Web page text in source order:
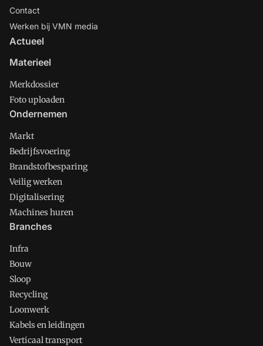
Contact
Werken bij VMN media
Actueel
Materieel
Merkdossier
Foto uploaden
Ondernemen
Markt
Bedrijfsvoering
Brandstofbesparing
Veilig werken
Digitalisering
Machines huren
Branches
Infra
Bouw
Sloop
Recycling
Loonwerk
Kabels en leidingen
Verticaal transport